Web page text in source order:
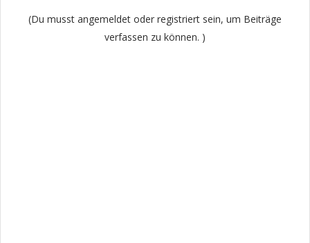
(Du musst angemeldet oder registriert sein, um Beiträge
verfassen zu können. )